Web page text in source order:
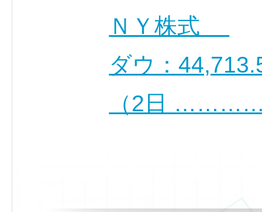
ＮＹ株式
ダウ：
（2日